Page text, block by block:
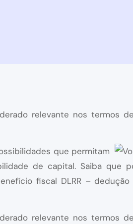
relevante nos termos
que permitam
de capital. Saiba que
fiscal DLRR – dedução
relevante nos termos